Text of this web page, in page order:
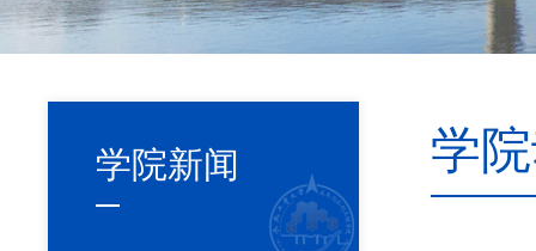
学院新闻 学